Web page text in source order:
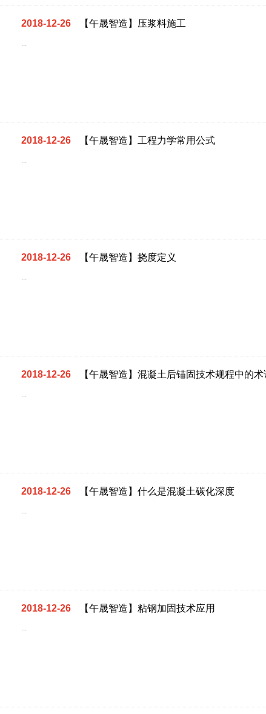
2018-12-26 【午晟智造】压浆料施工
...
2018-12-26 【午晟智造】工程力学常用公式
...
2018-12-26 【午晟智造】挠度定义
...
2018-12-26 【午晟智造】混凝土后锚固技术规程中的
...
2018-12-26 【午晟智造】什么是混凝土碳化深度
...
2018-12-26 【午晟智造】粘钢加固技术应用
...